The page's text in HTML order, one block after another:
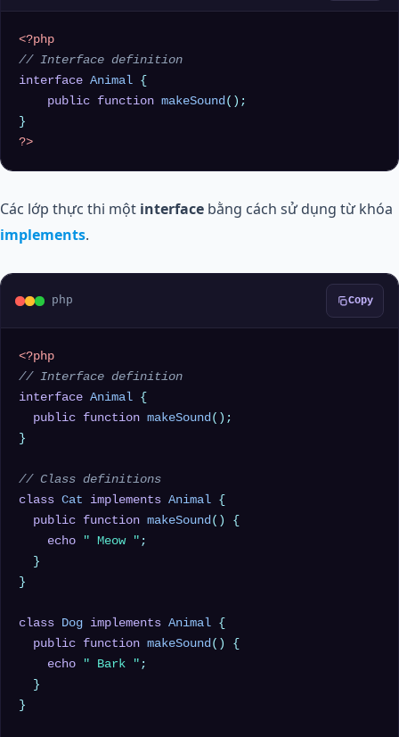
<?php
// Interface definition
interface Animal {
public function makeSound( ) ;
?>
Các lớp thực thi một interface bằng cách sử dụng từ khóa
implements.
php Copy
<?php
// Interface definition
interface Animal {
public function makeSound( ) ;
}
// Class definitions
class Cat implements Animal {
public function makeSound( ) {
echo
" Meow " ;
  }
}
class Dog implements Animal {
public function makeSound( ) {
echo
" Bark " ;
  }
}